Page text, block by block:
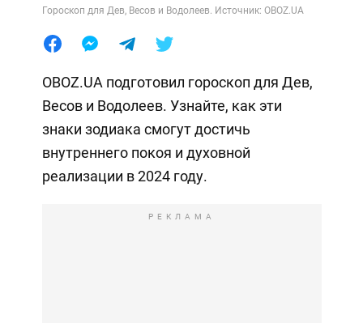
Гороскоп для Дев, Весов и Водолеев. Источник: OBOZ.UA
OBOZ.UA подготовил гороскоп для Дев,
Весов и Водолеев. Узнайте, как эти
знаки зодиака смогут достичь
внутреннего покоя и духовной
реализации в 2024 году.
РЕКЛАМА